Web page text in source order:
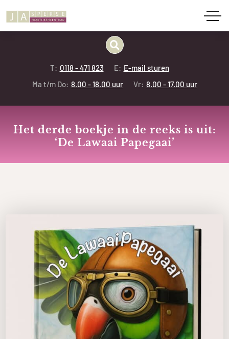
T: 0118 - 471 823 E: E-mail sturen
Ma t/m Do: 8.00 - 18.00 uur Vr: 8.00 - 17.00 uur
Het derde boekje in de reeks is uit:
‘De Lawaai Papegaai’